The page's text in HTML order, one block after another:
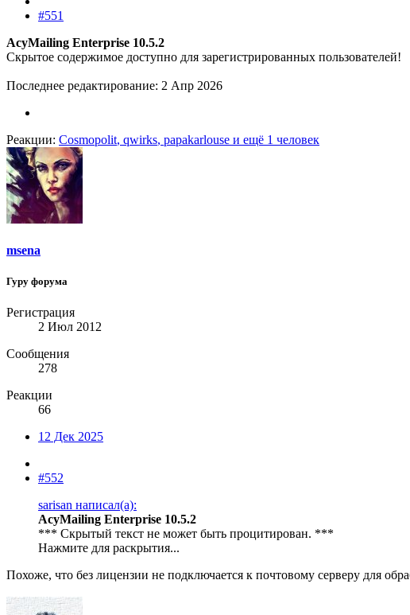
#551
AcyMailing Enterprise 10.5.2
Скрытое содержимое доступно для зарегистрированных пользователей!
Последнее редактирование: 2 Апр 2026
Реакции: Cosmopolit, qwirks, papakarlouse и ещё 1 человек
msena
Гуру форума
Регистрация
2 Июл 2012
Сообщения
278
Реакции
66
12 Дек 2025
#552
sarisan написал(а):
AcyMailing Enterprise 10.5.2
*** Скрытый текст не может быть процитирован. ***
Нажмите для раскрытия...
Похоже, что без лицензии не подключается к почтовому серверу для